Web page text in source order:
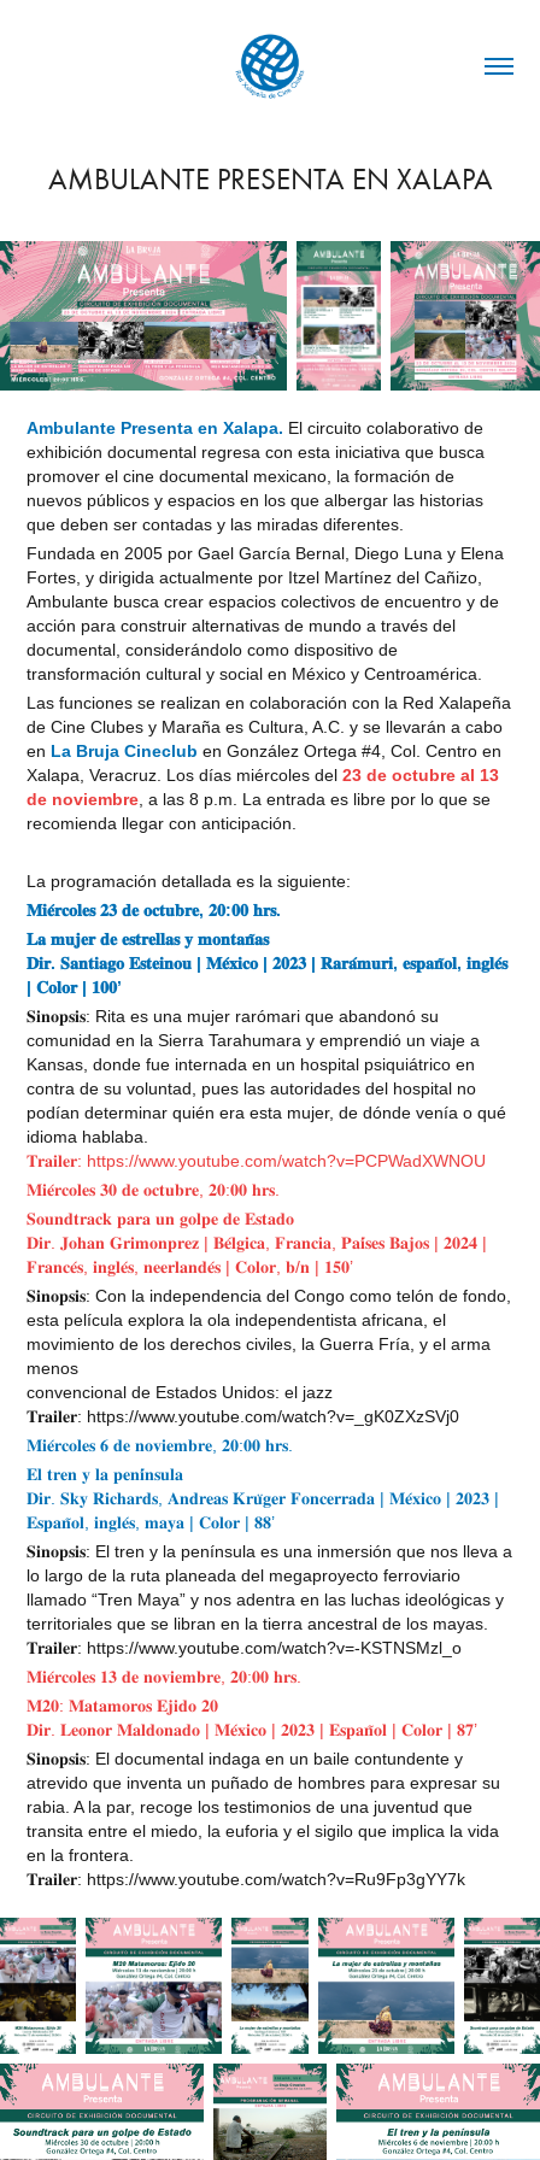
AMBULANTE PRESENTA EN XALAPA
Ambulante Presenta en Xalapa. El circuito colaborativo de
exhibición documental regresa con esta iniciativa que busca
promover el cine documental mexicano, la formación de
nuevos públicos y espacios en los que albergar las historias
que deben ser contadas y las miradas diferentes.
Fundada en 2005 por Gael García Bernal, Diego Luna y Elena
Fortes, y dirigida actualmente por Itzel Martínez del Cañizo,
Ambulante busca crear espacios colectivos de encuentro y de
acción para construir alternativas de mundo a través del
documental, considerándolo como dispositivo de
transformación cultural y social en México y Centroamérica.
Las funciones se realizan en colaboración con la Red Xalapeña
de Cine Clubes y Maraña es Cultura, A.C. y se llevarán a cabo
en La Bruja Cinecluben González Ortega #4, Col. Centro en
Xalapa, Veracruz. Los días miércoles del23 de octubre al 13
de noviembre, a las 8 p.m. La entrada es libre por lo que se
recomienda llegar con anticipación.
La programación detallada es la siguiente:
𝐌𝐢𝐞́𝐫𝐜𝐨𝐥𝐞𝐬 𝟐𝟑 𝐝𝐞 𝐨𝐜𝐭𝐮𝐛𝐫𝐞, 𝟐𝟎:𝟎𝟎 𝐡𝐫𝐬.
𝐋𝐚 𝐦𝐮𝐣𝐞𝐫 𝐝𝐞 𝐞𝐬𝐭𝐫𝐞𝐥𝐥𝐚𝐬 𝐲 𝐦𝐨𝐧𝐭𝐚𝐧̃𝐚𝐬
𝐃𝐢𝐫. 𝐒𝐚𝐧𝐭𝐢𝐚𝐠𝐨 𝐄𝐬𝐭𝐞𝐢𝐧𝐨𝐮 | 𝐌𝐞́𝐱𝐢𝐜𝐨 | 𝟐𝟎𝟐𝟑 | 𝐑𝐚𝐫𝐚́𝐦𝐮𝐫𝐢, 𝐞𝐬𝐩𝐚𝐧̃𝐨𝐥, 𝐢𝐧𝐠𝐥𝐞́𝐬
| 𝐂𝐨𝐥𝐨𝐫 | 𝟏𝟎𝟎’
𝐒𝐢𝐧𝐨𝐩𝐬𝐢𝐬: Rita es una mujer rarómari que abandonó su
comunidad en la Sierra Tarahumara y emprendió un viaje a
Kansas, donde fue internada en un hospital psiquiátrico en
contra de su voluntad, pues las autoridades del hospital no
podían determinar quién era esta mujer, de dónde venía o qué
idioma hablaba.
𝐓𝐫𝐚𝐢𝐥𝐞𝐫: https://www.youtube.com/watch?v=PCPWadXWNOU
𝐌𝐢𝐞́𝐫𝐜𝐨𝐥𝐞𝐬 𝟑𝟎 𝐝𝐞 𝐨𝐜𝐭𝐮𝐛𝐫𝐞, 𝟐𝟎:𝟎𝟎 𝐡𝐫𝐬.
𝐒𝐨𝐮𝐧𝐝𝐭𝐫𝐚𝐜𝐤 𝐩𝐚𝐫𝐚 𝐮𝐧 𝐠𝐨𝐥𝐩𝐞 𝐝𝐞 𝐄𝐬𝐭𝐚𝐝𝐨
𝐃𝐢𝐫. 𝐉𝐨𝐡𝐚𝐧 𝐆𝐫𝐢𝐦𝐨𝐧𝐩𝐫𝐞𝐳 | 𝐁𝐞́𝐥𝐠𝐢𝐜𝐚, 𝐅𝐫𝐚𝐧𝐜𝐢𝐚, 𝐏𝐚𝐢́𝐬𝐞𝐬 𝐁𝐚𝐣𝐨𝐬 | 𝟐𝟎𝟐𝟒 |
𝐅𝐫𝐚𝐧𝐜𝐞́𝐬, 𝐢𝐧𝐠𝐥𝐞́𝐬, 𝐧𝐞𝐞𝐫𝐥𝐚𝐧𝐝𝐞́𝐬 | 𝐂𝐨𝐥𝐨𝐫, 𝐛/𝐧 | 𝟏𝟓𝟎’
𝐒𝐢𝐧𝐨𝐩𝐬𝐢𝐬: Con la independencia del Congo como telón de fondo,
esta película explora la ola independentista africana, el
movimiento de los derechos civiles, la Guerra Fría, y el arma
menos
convencional de Estados Unidos: el jazz
𝐓𝐫𝐚𝐢𝐥𝐞𝐫: https://www.youtube.com/watch?v=_gK0ZXzSVj0
𝐌𝐢𝐞́𝐫𝐜𝐨𝐥𝐞𝐬 𝟔 𝐝𝐞 𝐧𝐨𝐯𝐢𝐞𝐦𝐛𝐫𝐞, 𝟐𝟎:𝟎𝟎 𝐡𝐫𝐬.
𝐄𝐥 𝐭𝐫𝐞𝐧 𝐲 𝐥𝐚 𝐩𝐞𝐧𝐢́𝐧𝐬𝐮𝐥𝐚
𝐃𝐢𝐫. 𝐒𝐤𝐲 𝐑𝐢𝐜𝐡𝐚𝐫𝐝𝐬, 𝐀𝐧𝐝𝐫𝐞𝐚𝐬 𝐊𝐫𝐮̈𝐠𝐞𝐫 𝐅𝐨𝐧𝐜𝐞𝐫𝐫𝐚𝐝𝐚 | 𝐌𝐞́𝐱𝐢𝐜𝐨 | 𝟐𝟎𝟐𝟑 |
𝐄𝐬𝐩𝐚𝐧̃𝐨𝐥, 𝐢𝐧𝐠𝐥𝐞́𝐬, 𝐦𝐚𝐲𝐚 | 𝐂𝐨𝐥𝐨𝐫 | 𝟖𝟖’
𝐒𝐢𝐧𝐨𝐩𝐬𝐢𝐬: El tren y la península es una inmersión que nos lleva a
lo largo de la ruta planeada del megaproyecto ferroviario
llamado “Tren Maya” y nos adentra en las luchas ideológicas y
territoriales que se libran en la tierra ancestral de los mayas.
𝐓𝐫𝐚𝐢𝐥𝐞𝐫: https://www.youtube.com/watch?v=-KSTNSMzl_o
𝐌𝐢𝐞́𝐫𝐜𝐨𝐥𝐞𝐬 𝟏𝟑 𝐝𝐞 𝐧𝐨𝐯𝐢𝐞𝐦𝐛𝐫𝐞, 𝟐𝟎:𝟎𝟎 𝐡𝐫𝐬.
𝐌𝟐𝟎: 𝐌𝐚𝐭𝐚𝐦𝐨𝐫𝐨𝐬 𝐄𝐣𝐢𝐝𝐨 𝟐𝟎
𝐃𝐢𝐫. 𝐋𝐞𝐨𝐧𝐨𝐫 𝐌𝐚𝐥𝐝𝐨𝐧𝐚𝐝𝐨 | 𝐌𝐞́𝐱𝐢𝐜𝐨 | 𝟐𝟎𝟐𝟑 | 𝐄𝐬𝐩𝐚𝐧̃𝐨𝐥 | 𝐂𝐨𝐥𝐨𝐫 | 𝟖𝟕’
𝐒𝐢𝐧𝐨𝐩𝐬𝐢𝐬: El documental indaga en un baile contundente y
atrevido que inventa un puñado de hombres para expresar su
rabia. A la par, recoge los testimonios de una juventud que
transita entre el miedo, la euforia y el sigilo que implica la vida
en la frontera.
𝐓𝐫𝐚𝐢𝐥𝐞𝐫: https://www.youtube.com/watch?v=Ru9Fp3gYY7k